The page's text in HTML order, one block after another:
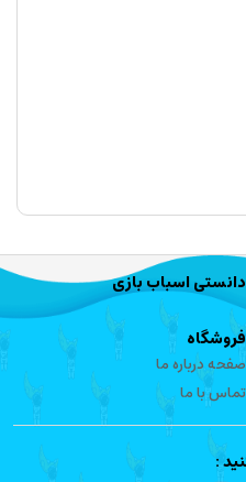
دانستی اسباب بازی
فروشگاه
صفحه درباره ما
تماس با ما
: